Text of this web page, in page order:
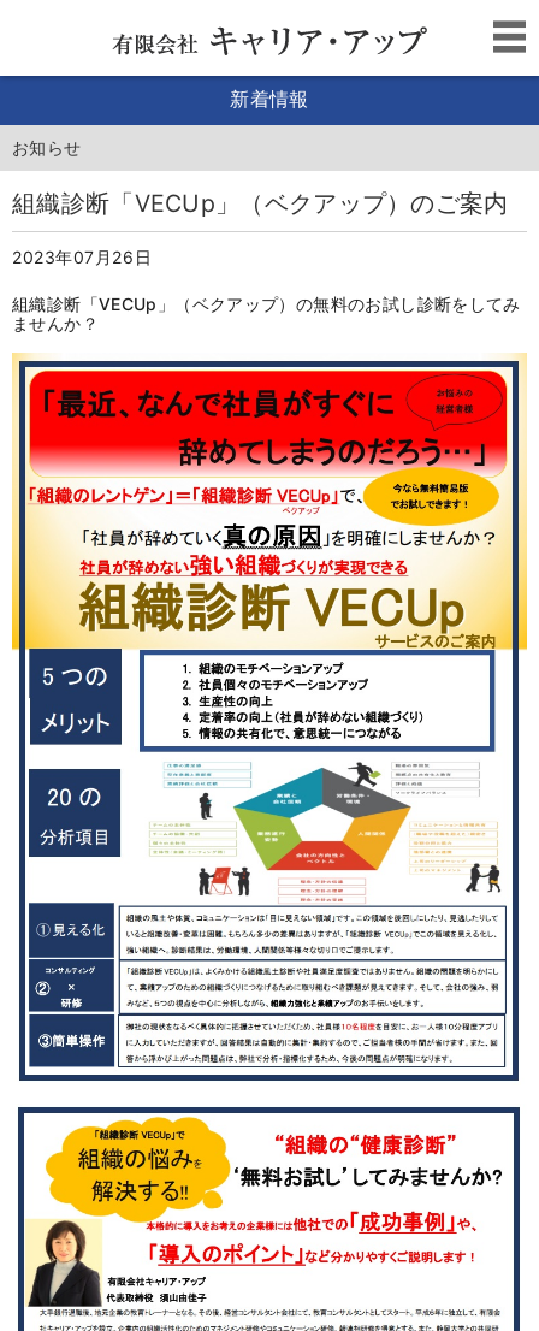
新着情報
お知らせ
組織診断「VECUp」（ベクアップ）のご案内
2023年07月26日
組織診断「VECUp」（ベクアップ）の無料のお試し診断をしてみ
ませんか？